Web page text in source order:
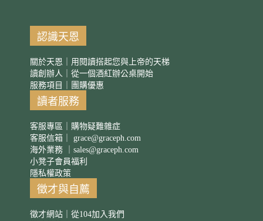
認識天恩
關於天恩｜用閱讀搭起您與上帝的天梯
讀創辦人｜從一個酒紅辦公桌開始
服務項目｜團購優惠
讀者服務
客服專區｜購物疑難雜症
客服信箱｜ grace@graceph.com
海外業務 ｜ sales@graceph.com
小凳子會員福利
隱私權政策
徵才與自薦
徵才網站｜從104加入我們